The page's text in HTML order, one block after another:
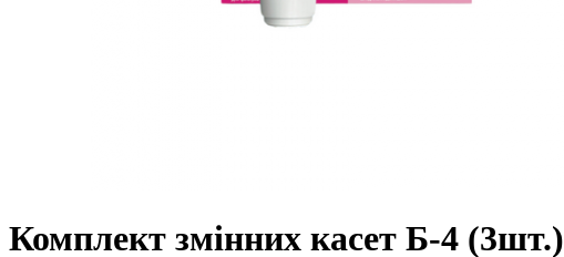
Комплект змінних касет Б-4 (3шт.)